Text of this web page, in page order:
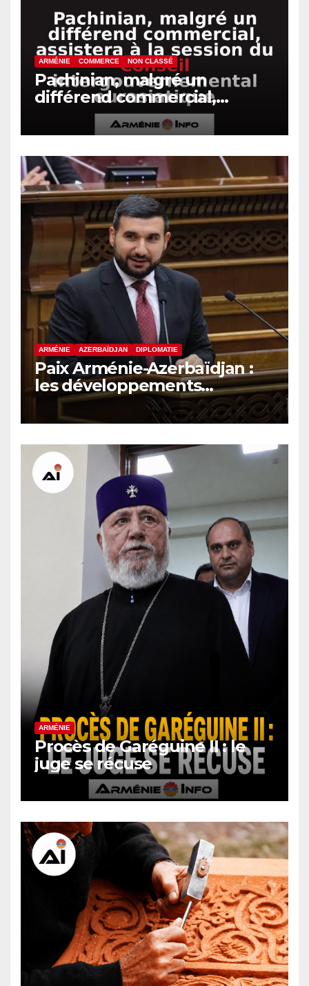
ARMÉNIE COMMERCE NON CLASSÉ
Pachinian, malgré un
différend commercial,
assistera à la session du
Conseil intergouvernemental
ARMÉNIE AZERBAÏDJAN DIPLOMATIE
Paix Arménie-Azerbaïdjan :
les développements
internationaux pèsent sur la
signature finale
ARMÉNIE
Procès de Garéguine II : le
juge se récuse